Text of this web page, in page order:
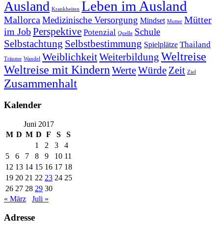
Ausland Krankheiten Leben im Ausland
Mallorca Medizinische Versorgung Mindset Mutter Mütter
im JobPerspektive Potenzial Quelle Schule
Selbstachtung Selbstbestimmung Spielplätze Thailand
Träume Wandel WeiblichkeitWeiterbildung Weltreise
Weltreise mit KindernWerteWürde Zeit Ziel
Zusammenhalt
Kalender
Juni 2017
M D M D F S
S
1
2 3
4
5
6 7 8 9 10 11
12 13 14 15 16 17 18
19 20 21 22 23 24 25
26 27 28 29 30
« März
Juli »
Adresse